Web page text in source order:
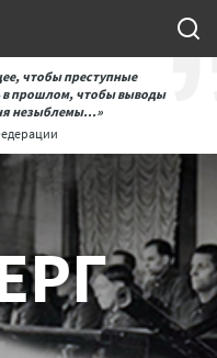
чтобы преступные
в прошлом, чтобы выводы
незыблемы...»